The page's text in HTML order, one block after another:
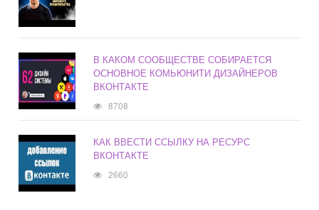
В КАКОМ СООБЩЕСТВЕ СОБИРАЕТСЯ
ОСНОВНОЕ КОМЬЮНИТИ ДИЗАЙНЕРОВ
ВКОНТАКТЕ
8708
КАК ВВЕСТИ ССЫЛКУ НА РЕСУРС
ВКОНТАКТЕ
2660